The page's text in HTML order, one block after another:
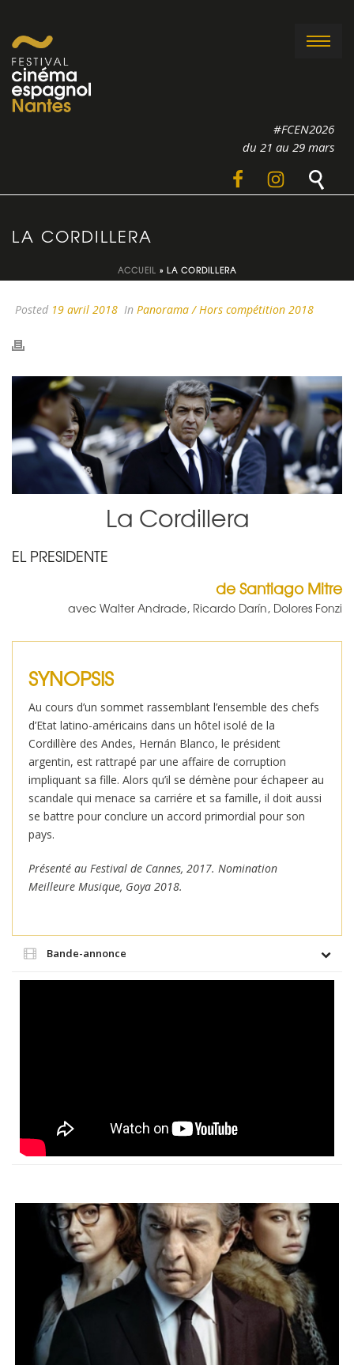
#FCEN2026
du 21 au 29 mars
LA CORDILLERA
ACCUEIL » LA CORDILLERA
Posted 19 avril 2018 In Panorama / Hors compétition 2018
La Cordillera
EL PRESIDENTE
de Santiago Mitre
avec Walter Andrade, Ricardo Darín, Dolores Fonzi
SYNOPSIS
Au cours d’un sommet rassemblant l’ensemble des chefs
d’Etat latino-américains dans un hôtel isolé de la
Cordillère des Andes, Hernán Blanco, le président
argentin, est rattrapé par une affaire de corruption
impliquant sa fille. Alors qu’il se démène pour échapeer au
scandale qui menace sa carriére et sa famille, il doit aussi
se battre pour conclure un accord primordial pour son
pays.
Présenté au Festival de Cannes, 2017. Nomination
Meilleure Musique, Goya 2018.
Bande-annonce